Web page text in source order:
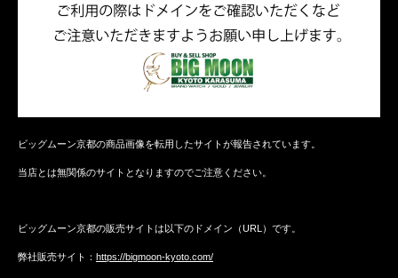
ビッグムーン京都の商品画像を転用したサイトが報告されています。
当店とは無関係のサイトとなりますのでご注意ください。
ビッグムーン京都の販売サイトは以下のドメイン（URL）です。
弊社販売サイト： https://bigmoon-kyoto.com/